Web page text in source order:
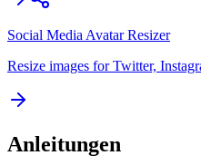
Social Media Avatar Resizer
Resize images for Twitter,
Anleitungen